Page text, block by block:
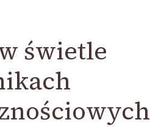
świetle